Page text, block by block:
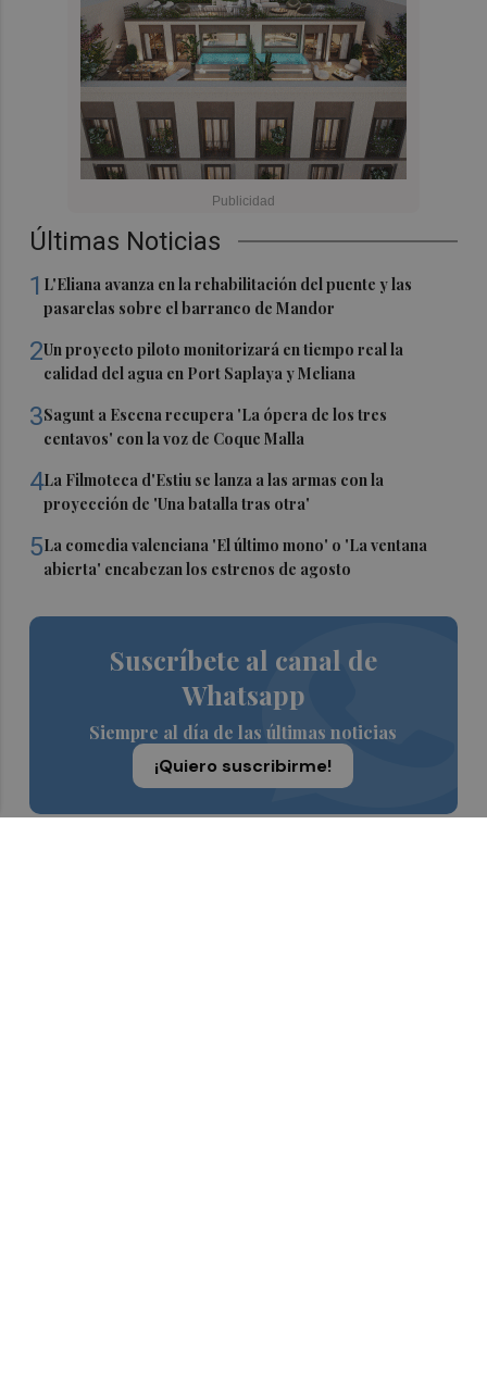
Últimas Noticias
1 L'Eliana avanza en la rehabilitación del puente y las
pasarelas sobre el barranco de Mandor
2Un proyecto piloto monitorizará en tiempo real la
calidad del agua en Port Saplaya y Meliana
3Sagunt a Escena recupera 'La ópera de los tres
centavos' con la voz de Coque Malla
4La Filmoteca d'Estiu se lanza a las armas con la
proyección de 'Una batalla tras otra'
5La comedia valenciana 'El último mono' o 'La ventana
abierta' encabezan los estrenos de agosto
Suscríbete al canal de
Whatsapp
Siempre al día de las últimas noticias
¡Quiero suscribirme!